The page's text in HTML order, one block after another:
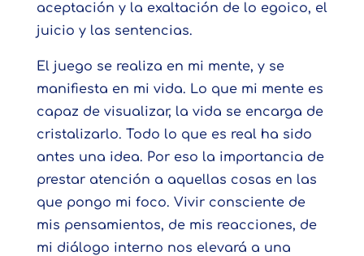
aceptación y la exaltación de lo egoico, el
juicio y las sentencias.
El juego se realiza en mi mente, y se
manifiesta en mi vida. Lo que mi mente es
capaz de visualizar, la vida se encarga de
cristalizarlo. Todo lo que es real ha sido
antes una idea. Por eso la importancia de
prestar atención a aquellas cosas en las
que pongo mi foco. Vivir consciente de
mis pensamientos, de mis reacciones, de
mi diálogo interno nos elevará a una